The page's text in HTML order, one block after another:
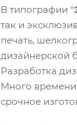
В типографии “
так и
печать,
дизайнерской
Разработка
Много времени
срочное